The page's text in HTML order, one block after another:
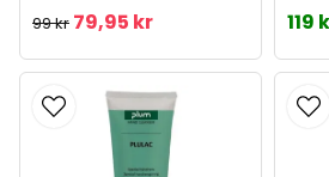
99 kr 79,95 kr 119